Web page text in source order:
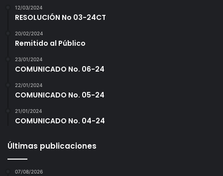
12/03/2024
RESOLUCIÓN No 03-24CT
20/02/2024
Remitido al Público
23/01/2024
COMUNICADO No. 06-24
22/01/2024
COMUNICADO No. 05-24
21/01/2024
COMUNICADO No. 04-24
Últimas publicaciones
07/08/2026